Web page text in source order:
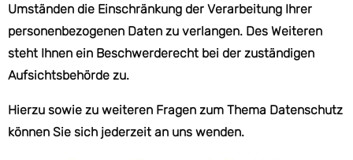
Umständen die Einschränkung der Verarbeitung Ihrer
personenbezogenen Daten zu verlangen. Des Weiteren
steht Ihnen ein Beschwerderecht bei der zuständigen
Aufsichtsbehörde zu.
Hierzu sowie zu weiteren Fragen zum Thema Datenschutz
können Sie sich jederzeit an uns wenden.